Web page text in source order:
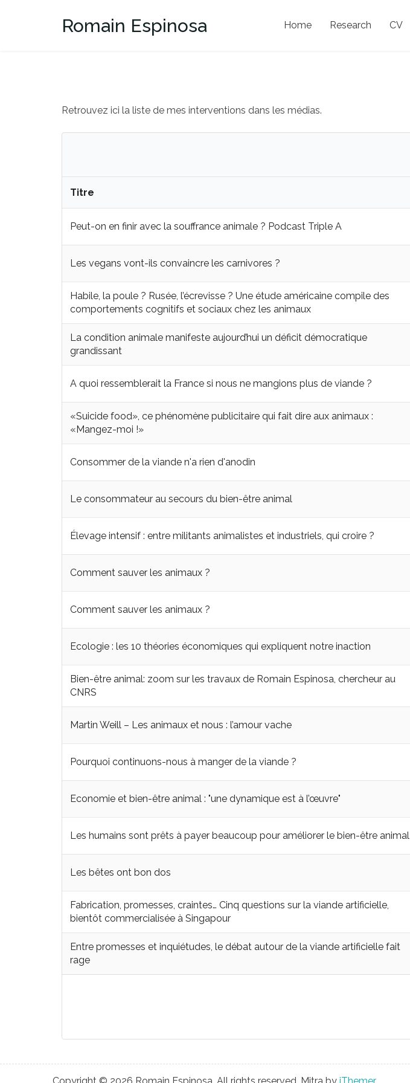
Romain Espinosa Home Research CV
Retrouvez ici la liste de mes interventions dans les médias.
Titre
Peut-on en finir avec la souffrance animale ? Podcast Triple A
Les vegans vont-ils convaincre les carnivores ?
Habile, la poule ? Rusée, l’écrevisse ? Une étude américaine compile des
comportements cognitifs et sociaux chez les animaux
La condition animale manifeste aujourd’hui un déficit démocratique
grandissant
A quoi ressemblerait la France si nous ne mangions plus de viande ?
«Suicide food», ce phénomène publicitaire qui fait dire aux animaux :
«Mangez-moi !»
Consommer de la viande n'a rien d'anodin
Le consommateur au secours du bien-être animal
Élevage intensif : entre militants animalistes et industriels, qui croire ?
Comment sauver les animaux ?
Comment sauver les animaux ?
Ecologie : les 10 théories économiques qui expliquent notre inaction
Bien-être animal: zoom sur les travaux de Romain Espinosa, chercheur au
CNRS
Martin Weill – Les animaux et nous : l’amour vache
Pourquoi continuons-nous à manger de la viande ?
Economie et bien-être animal : "une dynamique est à l’œuvre"
Les humains sont prêts à payer beaucoup pour améliorer le bien-être animal
Les bêtes ont bon dos
Fabrication, promesses, craintes… Cinq questions sur la viande artificielle,
bientôt commercialisée à Singapour
Entre promesses et inquiétudes, le débat autour de la viande artificielle fait
rage